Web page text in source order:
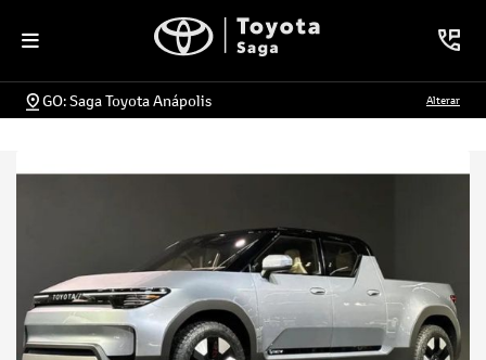
GO: Saga Toyota Anápolis Alterar